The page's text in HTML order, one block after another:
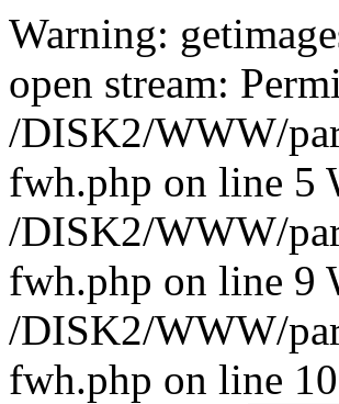
Warning:
open stream:
/DISK2/WWW/
fwh.php on line 5
/DISK2/WWW/
fwh.php on line 9
/DISK2/WWW/
fwh.php on line 10